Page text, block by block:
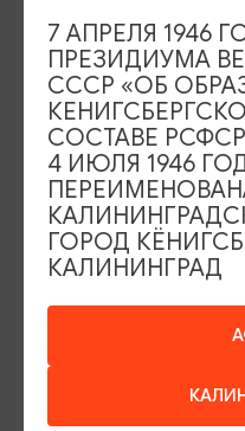
ЭКСКУРСИИ
Код города.
25.06.2026 -
Калининград, Музей
ОТ 150₽
7 АПРЕЛЯ 1946
ПРЕЗИДИУМА
СССР «ОБ
СОСТАВЕ
4 ИЮЛЯ 1946
ГОРОД
КАЛИНИНГРАД